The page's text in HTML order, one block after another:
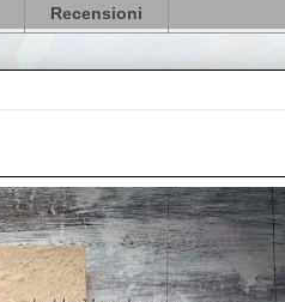
Recensioni